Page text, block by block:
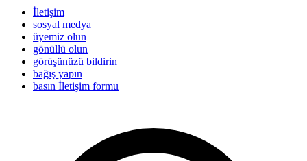
İletişim
sosyal medya
üyemiz olun
gönüllü olun
görüşünüzü bildirin
bağış yapın
basın İletişim formu